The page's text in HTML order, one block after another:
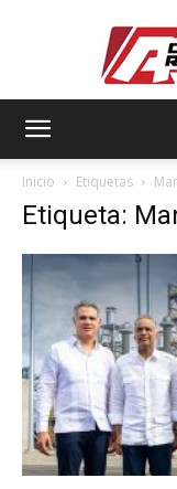
Inicio Etiquetas
Etiqueta: